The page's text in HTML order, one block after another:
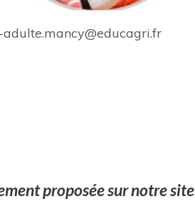
proposée sur notre site